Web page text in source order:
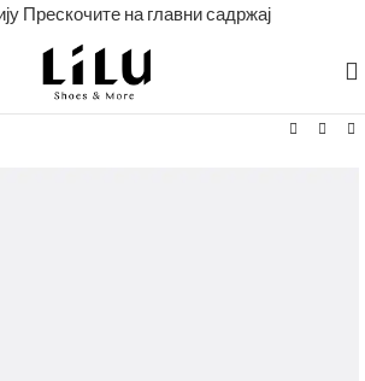
Прескочите на главни садржај